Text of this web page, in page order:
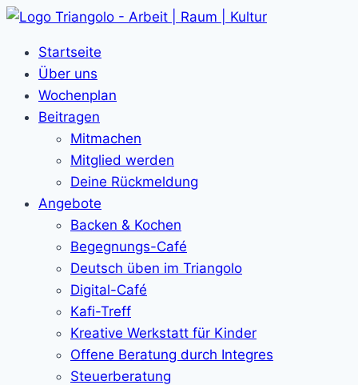
Zum
springenStartseite
Über uns
Wochenplan
Beitragen
Mitmachen
Mitglied werden
Deine Rückmeldung
Angebote
Backen & Kochen
Begegnungs-Café
Deutsch üben im Triangolo
Digital-Café
Kafi-Treff
Kreative Werkstatt für Kinder
Offene Beratung durch Integres
Steuerberatung